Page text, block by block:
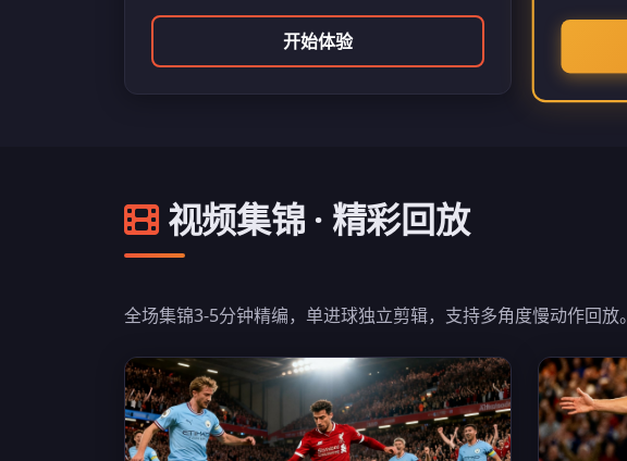
开始体验
视频集锦 · 精彩回放
全场集锦3-5分钟精编，单进球独立剪辑，支持多角度慢动作回放。